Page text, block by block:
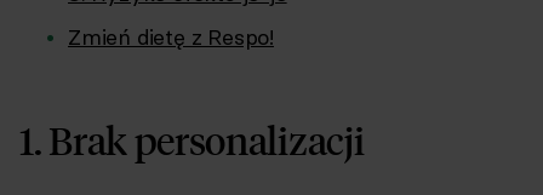
Zmień dietę z Respo!
1. Brak personalizacji